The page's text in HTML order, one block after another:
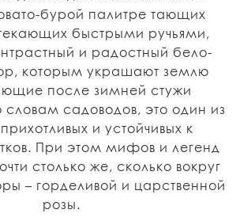
бурой палитре тающих
быстрыми ручьями,
и радостный бело-
которым украшают землю
после зимней стужи
садоводов, это один из
и устойчивых к
При этом мифов и легенд
столько же, сколько вокруг
– горделивой и царственной
розы.